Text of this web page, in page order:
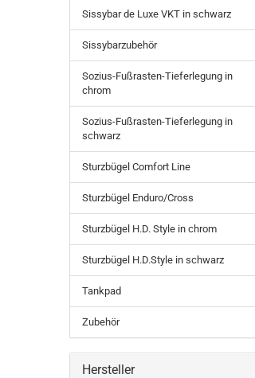
Sissybar de Luxe VKT in schwarz
Sissybarzubehör
Sozius-Fußrasten-Tieferlegung in
chrom
Sozius-Fußrasten-Tieferlegung in
schwarz
Sturzbügel Comfort Line
Sturzbügel Enduro/Cross
Sturzbügel H.D. Style in chrom
Sturzbügel H.D.Style in schwarz
Tankpad
Zubehör
Hersteller